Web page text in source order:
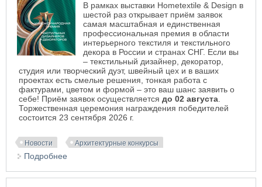
В рамках выставки Hometextile & Design в
шестой раз открывает приём заявок
самая масштабная и единственная
профессиональная премия в области
интерьерного текстиля и текстильного
декора в России и странах СНГ. Если вы
– текстильный дизайнер, декоратор,
студия или творческий дуэт, швейный цех и в ваших
проектах есть смелые решения, тонкая работа с
фактурами, цветом и формой – это ваш шанс заявить о
себе! Приём заявок осуществляется до 02 августа
Торжественная церемония награждения победителей
состоится 23 сентября 2026 г.
Новости Архитектурные конкурсы
Подробнее